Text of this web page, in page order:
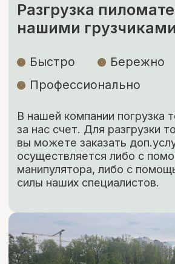
Наша команда изготовит по вашему
быстро, качественно и по цене ниже
рыночной. Рассчитываем стоимость сразу,
ЗАКАЗАТЬ
ЕСЛИ НУЖНО ЗАЩИТИТЬ
сроки
Низкие цены